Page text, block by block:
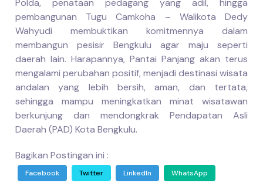
pembangunan Tugu Camkoha – Walikota Dedy
Wahyudi membuktikan komitmennya dalam
membangun pesisir Bengkulu agar maju seperti
daerah lain. Harapannya, Pantai Panjang akan terus
mengalami perubahan positif, menjadi destinasi wisata
andalan yang lebih bersih, aman, dan tertata,
sehingga mampu meningkatkan minat wisatawan
berkunjung dan mendongkrak Pendapatan Asli
Daerah (PAD) Kota Bengkulu.
Bagikan Postingan ini :
Facebook Twitter LinkedIn WhatsApp